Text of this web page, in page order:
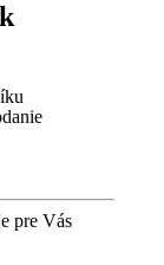
cena košíku
pre Vás